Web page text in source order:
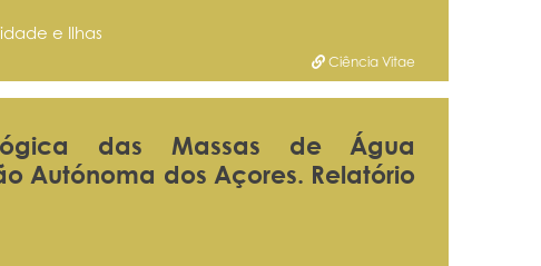
e Ilhas
Ciência Vitae
das Massas de Água
Autónoma dos Açores. Relatório